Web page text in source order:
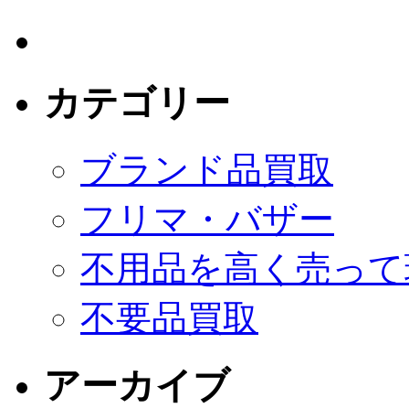
カテゴリー
ブランド品買取
フリマ・バザー
不用品を高く売っ
不要品買取
アーカイブ